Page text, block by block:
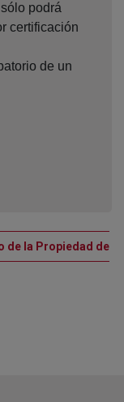
podrá
certificación
de un
de la Propiedad de
nueva